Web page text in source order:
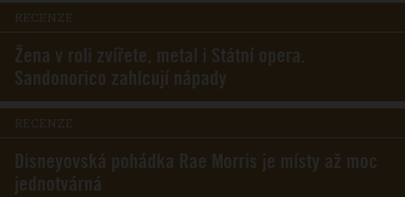
RECENZE
Žena v roli zvířete, metal i Státní opera.
Sandonorico zahlcují nápady
RECENZE
Disneyovská pohádka Rae Morris je místy až moc
jednotvárná